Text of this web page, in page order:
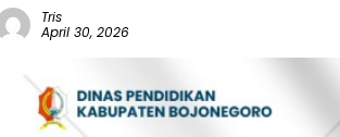
Tris
April 30, 2026